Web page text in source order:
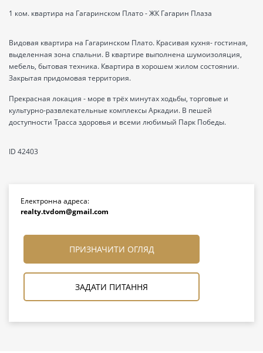
1 ком. квартира на Гагаринском Плато - ЖК Гагарин Плаза
Видовая квартира на Гагаринском Плато. Красивая кухня- гостиная,
выделенная зона спальни. В квартире выполнена шумоизоляция,
мебель, бытовая техника. Квартира в хорошем жилом состоянии.
Закрытая придомовая территория.
Прекрасная локация - море в трёх минутах ходьбы, торговые и
культурно-развлекательные комплексы Аркадии. В пешей
доступности Трасса здоровья и всеми любимый Парк Победы.
ID 42403
Електронна адреса:
realty.tvdom@gmail.com
ПРИЗНАЧИТИ ОГЛЯД
ЗАДАТИ ПИТАННЯ